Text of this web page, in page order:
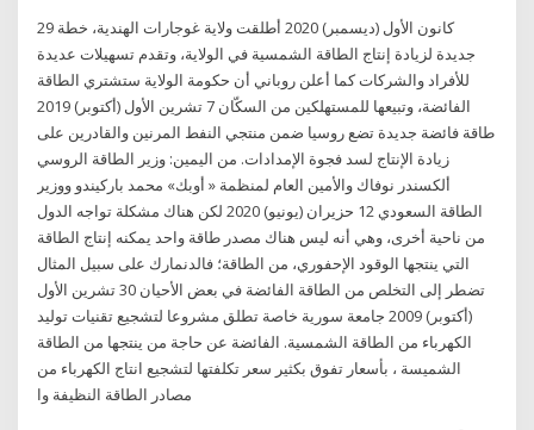
29 كانون الأول (ديسمبر) 2020 أطلقت ولاية غوجارات الهندية، خطة
جديدة لزيادة إنتاج الطاقة الشمسية في الولاية، وتقدم تسهيلات عديدة
للأفراد والشركات كما أعلن روباني أن حكومة الولاية ستشتري الطاقة
الفائضة، وتبيعها للمستهلكين من السكّان 7 تشرين الأول (أكتوبر) 2019
طاقة فائضة جديدة تضع روسيا ضمن منتجي النفط المرنين والقادرين على
زيادة الإنتاج لسد فجوة الإمدادات. من اليمين: وزير الطاقة الروسي
ألكسندر نوفاك والأمين العام لمنظمة « أوبك» محمد باركيندو ووزير
الطاقة السعودي 12 حزيران (يونيو) 2020 لكن هناك مشكلة تواجه الدول
من ناحية أخرى، وهي أنه ليس هناك مصدر طاقة واحد يمكنه إنتاج الطاقة
التي ينتجها الوقود الإحفوري، من الطاقة؛ فالدنمارك على سبيل المثال
تضطر إلى التخلص من الطاقة الفائضة في بعض الأحيان 30 تشرين الأول
(أكتوبر) 2009 جامعة سورية خاصة تطلق مشروعا لتشجيع تقنيات توليد
الكهرباء من الطاقة الشمسية. الفائضة عن حاجة من ينتجها من الطاقة
الشميسة ، بأسعار تفوق بكثير سعر تكلفتها لتشجيع انتاج الكهرباء من
مصادر الطاقة النظيفة وا